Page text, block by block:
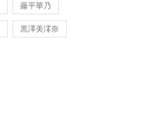
藤平華乃
黒澤美澪奈